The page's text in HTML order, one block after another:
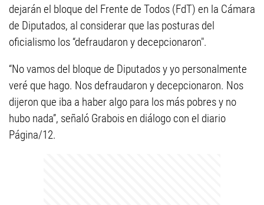
dejarán el bloque del Frente de Todos (FdT) en la Cámara
de Diputados, al considerar que las posturas del
oficialismo los “defraudaron y decepcionaron".
“No vamos del bloque de Diputados y yo personalmente
veré que hago. Nos defraudaron y decepcionaron. Nos
dijeron que iba a haber algo para los más pobres y no
hubo nada”, señaló Grabois en diálogo con el diario
Página/12.